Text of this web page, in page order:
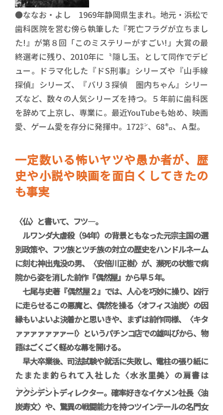
●ななお・よし 1969年静岡県生まれ。地元・浜松で
歯科医院を営む傍ら執筆した『死亡フラグが立ちまし
た!』が第８回「このミステリーがすごい!」大賞の最
終選考に残り、2010年に〝隠し玉〟として同作でデビ
ュー。ドラマ化した『ドS刑事』シリーズや『山手線
探偵』シリーズ、『バリ３探偵 圏内ちゃん』シリー
ズなど、数々の人気シリーズを持つ。５年前に歯科医
を辞めて上京し、専業に。最近YouTubeも始め、映画
愛、ゲーム愛を存分に発揮中。172㌢、68㌔、Ａ型。
一定数いる怖いヤツや愚か者が、歴
史や小説や映画を面白くしてきたの
も事実
〈仏〉と書いて、フツ―。
ルワンダ大虐殺（94年）の背景ともなった元宗主国の選
別政策や、フツ族とツチ族の対立の歴史をハンドルネーム
に刻む神出鬼没の男、〈安倍川正樹〉が、瀕死の状態で病
院から姿を消した前作『偶然屋』から早５年。
七尾与史著『偶然屋２』では、人心を巧妙に操り、凶行
に走らせるこの悪魔と、偶然を操る〈オフィス油炭〉の因
縁もいよいよ決着かと思いきや、まずは前作同様、〈キタ
ァァァァァァァー!〉というパチンコ店での雄叫びから、物
語はごくごく軽めな幕を開ける。
早大卒業後、司法試験や就活に失敗し、電柱の張り紙に
たまたま釣られて入社した〈水氷里美〉の肩書は
アクシデント
、、、、、、
ディレクター。確率好きなイケメン社長〈油
炭寿文〉や、驚異の戦闘能力を持つツインテールの名門女